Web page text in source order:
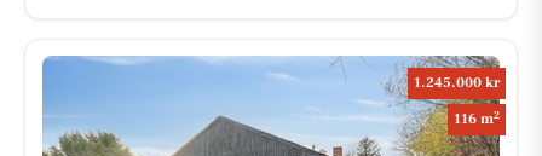
1.245.000 kr
116 m2